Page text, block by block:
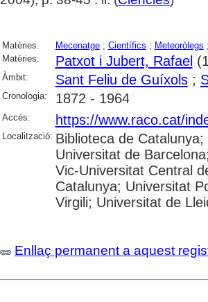
Matèries: Mecenatge; Científics ; Meteoròlegs
Matèries:
Patxot i Jubert, Rafael
Àmbit: Sant Feliu de Guíxols;
Cronologia: 1872 - 1964
Accés: https://www.raco.cat/
Localització: Biblioteca de
Universitat de
Vic-Universitat Central
Catalunya; Universitat
Virgili; Universitat de
Enllaç permanent a aquest